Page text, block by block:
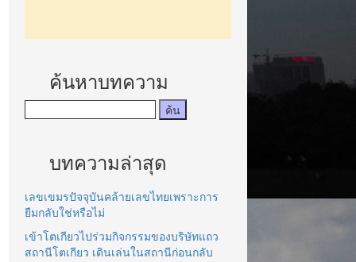
ค้นหาบทความ
บทความล่าสุด
เลขเขมรปัจจุบันคล้ายเลขไทยเพราะการ
ยืมกลับใช่หรือไม่
เข้าโตเกียวไปร่วมกิจกรรมของบริษัทแถว
สถานีโตเกียว เดินเล่นในสถานีก่อนกลับ